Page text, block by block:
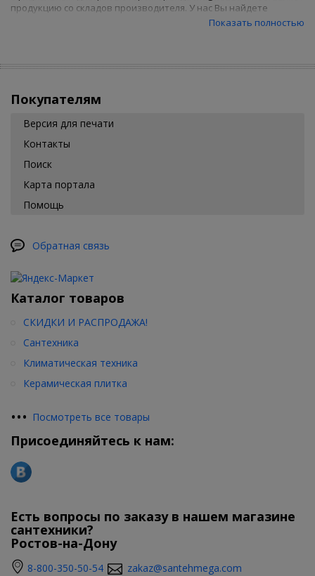
продукцию со складов производителя. У нас Вы найдете
множество размеров и форм ванн этого производителя и
Показать полностью
Покупателям
Версия для печати
Контакты
Поиск
Карта портала
Помощь
Обратная связь
Каталог товаров
СКИДКИ И РАСПРОДАЖА!
Сантехника
Климатическая техника
Керамическая плитка
••• Посмотреть все товары
Присоединяйтесь к нам:
Есть вопросы по заказу в нашем магазине
сантехники?
Ростов-на-Дону
8-800-350-50-54 zakaz@santehmega.com